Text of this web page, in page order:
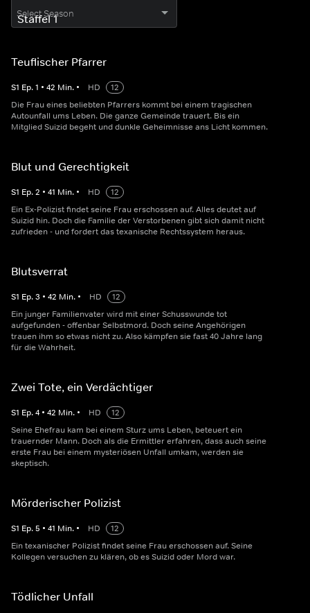
Select Season
Teuflischer Pfarrer
S1 Ep.1 • 42 Min. • HD
12
Die Frau eines beliebten Pfarrers kommt bei einem tragischen
Autounfall ums Leben. Die ganze Gemeinde trauert. Bis ein
Mitglied Suizid begeht und dunkle Geheimnisse ans Licht kommen.
Blut und Gerechtigkeit
S1 Ep.2 • 41 Min. • HD
12
Ein Ex-Polizist findet seine Frau erschossen auf. Alles deutet auf
Suizid hin. Doch die Familie der Verstorbenen gibt sich damit nicht
zufrieden - und fordert das texanische Rechtssystem heraus.
Blutsverrat
S1 Ep.3 • 42 Min. • HD
12
Ein junger Familienvater wird mit einer Schusswunde tot
aufgefunden - offenbar Selbstmord. Doch seine Angehörigen
trauen ihm so etwas nicht zu. Also kämpfen sie fast 40 Jahre lang
für die Wahrheit.
Zwei Tote, ein Verdächtiger
S1 Ep.4 • 42 Min. • HD
12
Seine Ehefrau kam bei einem Sturz ums Leben, beteuert ein
trauernder Mann. Doch als die Ermittler erfahren, dass auch seine
erste Frau bei einem mysteriösen Unfall umkam, werden sie
skeptisch.
Mörderischer Polizist
S1 Ep.5 • 41 Min. • HD
12
Ein texanischer Polizist findet seine Frau erschossen auf. Seine
Kollegen versuchen zu klären, ob es Suizid oder Mord war.
Tödlicher Unfall